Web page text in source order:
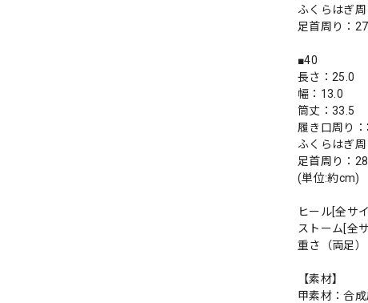
ふくらはぎ
足首周り：
■40
長さ：25.0
幅：13.0
筒丈：33.5
履き口周り
ふくらはぎ
足首周り：
(単位:約cm)
ヒール[全サ
ストーム[全
重さ（両足
【素材】
甲素材：合